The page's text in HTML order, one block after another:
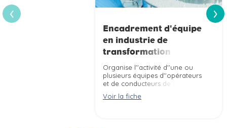
Encadrement d'équipe
en industrie de
transformation
Organise l''activité d''une ou
plusieurs équipes d''opérateurs
et de conducteurs de machines
de matière en produit
Voir la fiche
‹
›